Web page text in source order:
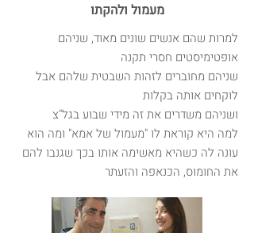
מעמול ולהקתו
למרות שהם אנשים שונים מאוד, שניהם
אופטימיסטים חסרי תקנה
שניהם מחוברים לזהות השבטית שלהם אבל
לוקחים אותה בקלות
ושניהם משדרים את זה מידי שבוע בגל"צ
למה היא קוראת לו "מעמול של אמא" ומה הוא
עונה לה כשהיא מאשימה אותו בכך שגנבו להם
את החומוס, הכנאפה והזעתר